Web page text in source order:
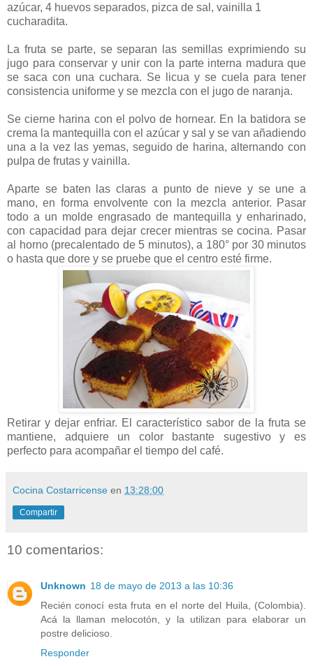
azúcar, 4 huevos separados, pizca de sal, vainilla 1
cucharadita.
La fruta se parte, se separan las semillas exprimiendo su
jugo para conservar y unir con la parte interna madura que
se saca con una cuchara. Se licua y se cuela para tener
consistencia uniforme y se mezcla con el jugo de naranja.
Se cierne harina con el polvo de hornear. En la batidora se
crema la mantequilla con el azúcar y sal y se van añadiendo
una a la vez las yemas, seguido de harina, alternando con
pulpa de frutas y vainilla.
Aparte se baten las claras a punto de nieve y se une a
mano, en forma envolvente con la mezcla anterior. Pasar
todo a un molde engrasado de mantequilla y enharinado,
con capacidad para dejar crecer mientras se cocina. Pasar
al horno (precalentado de 5 minutos), a 180° por 30 minutos
o hasta que dore y se pruebe que el centro esté firme.
Retirar y dejar enfriar. El característico sabor de la fruta se
mantiene, adquiere un color bastante sugestivo y es
perfecto para acompañar el tiempo del café.
Cocina Costarricense en 13:28:00
Compartir
10 comentarios:
Unknown 18 de mayo de 2013 a las 10:36
Recién conocí esta fruta en el norte del Huila, (Colombia).
Acá la llaman melocotón, y la utilizan para elaborar un
postre delicioso.
Responder